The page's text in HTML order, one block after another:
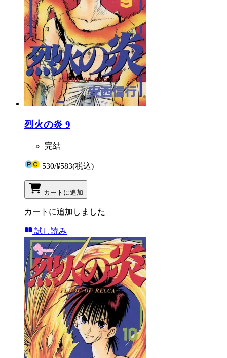
烈火の炎 9
完結
530/¥583(税込)
カートに追加
カートに追加しました
試し読み